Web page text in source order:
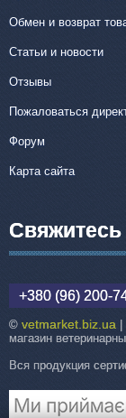
Обмен и возврат
Статьи и новости
Отзывы
Пожаловаться
Форум
Карта сайта
+380 (96) 200-
© vetmarket.biz.ua
магазин
Вся продукция